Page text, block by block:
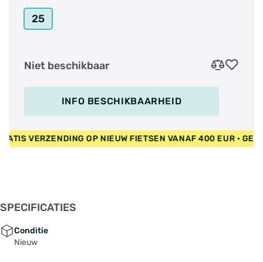
25
Niet beschikbaar
INFO BESCHIKBAARHEID
VERZENDING OP NIEUW FIETSEN VANAF 400 EUR •
SPECIFICATIES
Conditie
Nieuw